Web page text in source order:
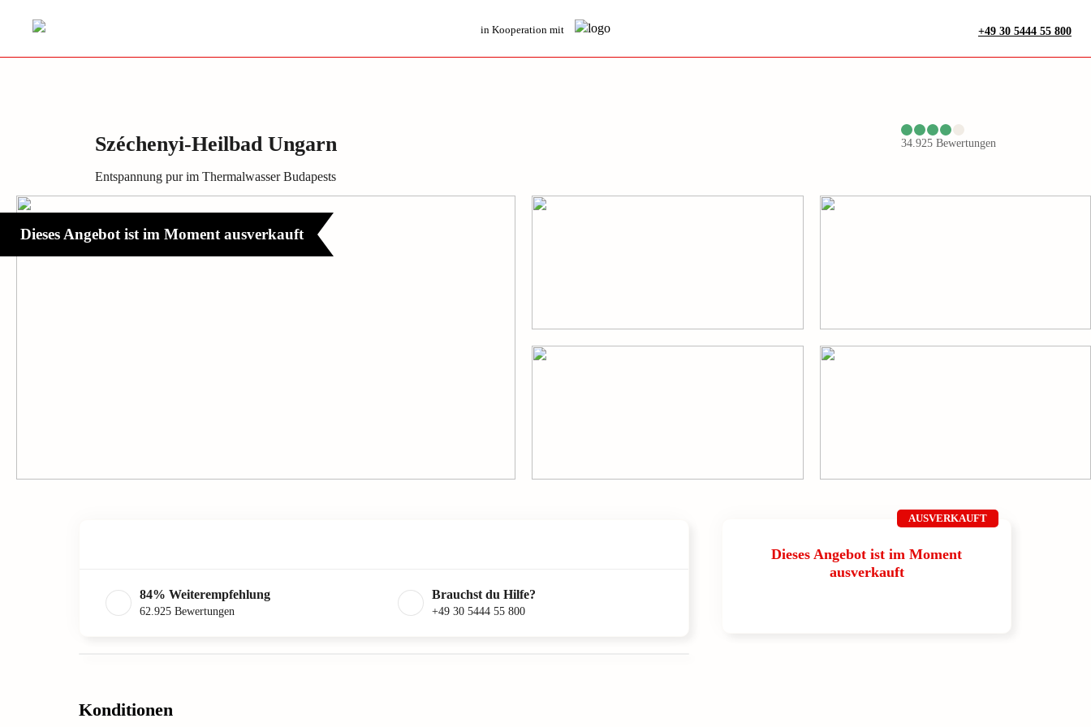
in Kooperation mit +49 30 5444 55 800
Széchenyi-Heilbad Ungarn 34.925 Bewertungen
Entspannung pur im Thermalwasser Budapests
Dieses Angebot ist im Moment ausverkauft
AUSVERKAUFT
Dieses Angebot ist im Moment
ausverkauft
84% Weiterempfehlung
62.925 Bewertungen
Brauchst du Hilfe?
+49 30 5444 55 800
Konditionen